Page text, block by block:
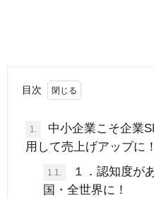
目次
1.
中小企業こそ企業
用して売上げアップに！
1.1.
１．認知度が
国・全世界に！